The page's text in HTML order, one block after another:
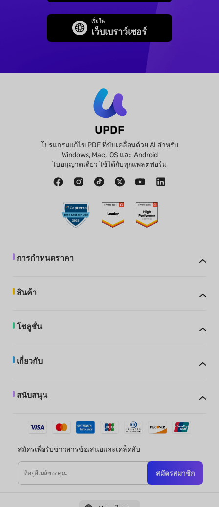
เริ่มใน
เว็บเบราว์เซอร์
UPDF
โปรแกรมแก้ไข PDF ที่ขับเคลื่อนด้วย AI สำหรับ
Windows, Mac, iOS และ Android
ใบอนุญาตเดียว ใช้ได้กับทุกแพลตฟอร์ม
การกำหนดราคา
สินค้า
โซลูชั่น
เกี่ยวกับ
สนับสนุน
สมัครเพื่อรับข่าวสารข้อเสนอและเคล็ดลับ
สมัครสมาชิก